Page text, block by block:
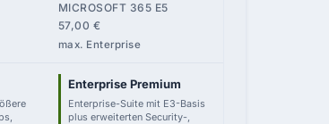
MICROSOFT 365 E5
57,00 €
max. Enterprise
Enterprise Premium
Enterprise-Suite mit E3-Basis
plus erweiterten Security-,